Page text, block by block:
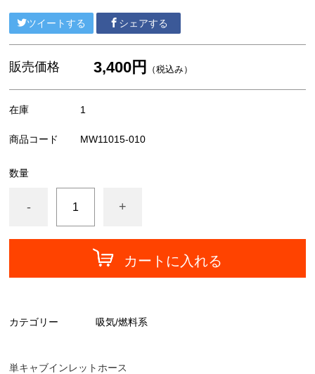
陸王
YAMAHA
アパレル/アクセサリー
ツイートする シェアする
販売価格 3,400円 （税込み）
在庫 1
商品コード MW11015-010
数量
- +
カートに入れる
カテゴリー 吸気/燃料系
単キャブインレットホース